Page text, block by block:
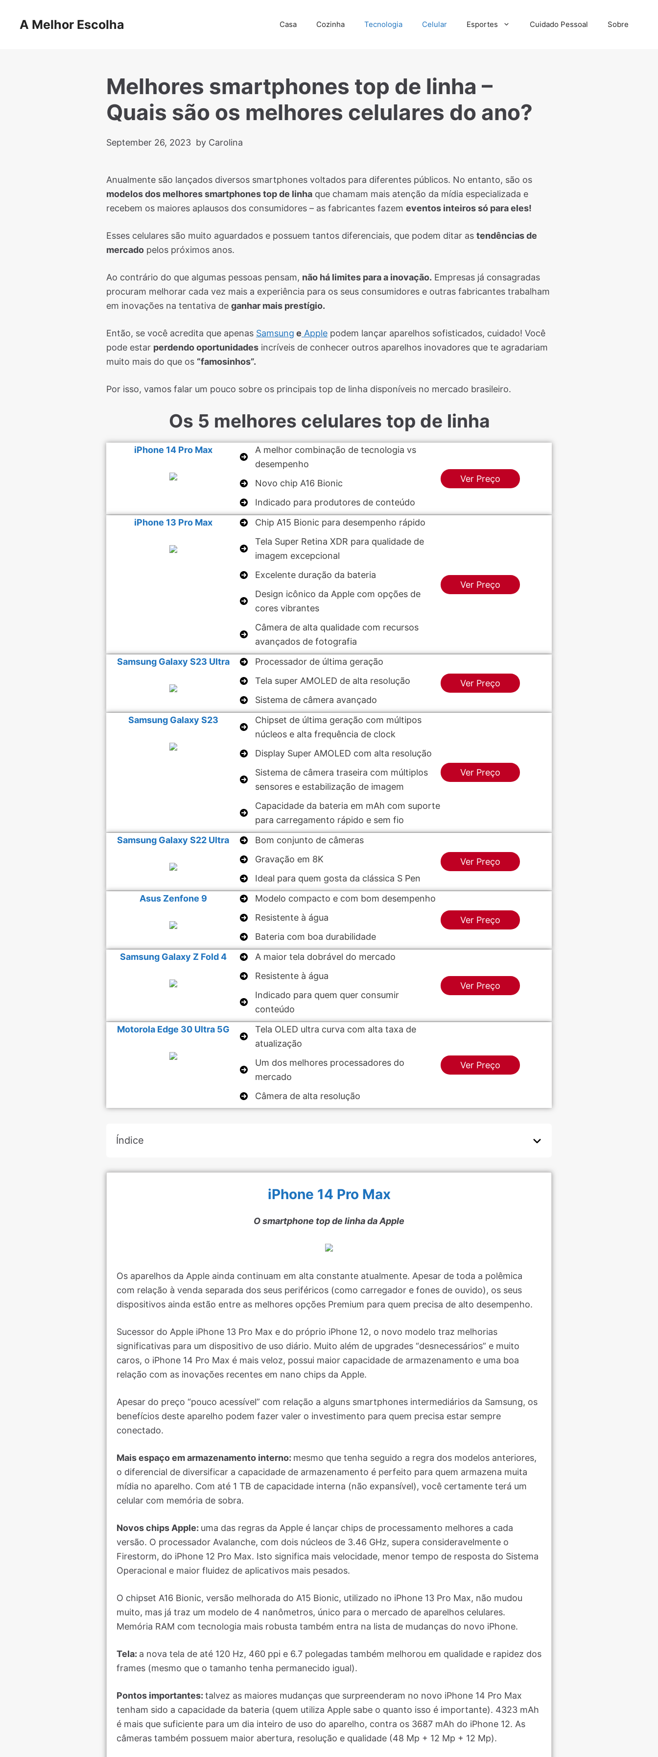
A Melhor Escolha Casa Cozinha Tecnologia Celular Esportes Cuidado Pessoal Sobre
Melhores smartphones top de linha –
Quais são os melhores celulares do ano?
September 26, 2023 by Carolina
Anualmente são lançados diversos smartphones voltados para diferentes públicos. No entanto, são os
modelos dos melhores smartphones top de linha que chamam mais atenção da mídia especializada e
recebem os maiores aplausos dos consumidores – as fabricantes fazem eventos inteiros só para eles!
Esses celulares são muito aguardados e possuem tantos diferenciais, que podem ditar as tendências de
mercado pelos próximos anos.
Ao contrário do que algumas pessoas pensam, não há limites para a inovação. Empresas já consagradas
procuram melhorar cada vez mais a experiência para os seus consumidores e outras fabricantes trabalham
em inovações na tentativa de ganhar mais prestígio.
Então, se você acredita que apenas Samsung e Apple podem lançar aparelhos sofisticados, cuidado! Você
pode estar perdendo oportunidades incríveis de conhecer outros aparelhos inovadores que te agradariam
muito mais do que os “famosinhos”.
Por isso, vamos falar um pouco sobre os principais top de linha disponíveis no mercado brasileiro.
Os 5 melhores celulares top de linha
iPhone 14 Pro Max
A melhor combinação de tecnologia vs
desempenho
Novo chip A16 Bionic
Indicado para produtores de conteúdo
Ver Preço
iPhone 13 Pro Max
Chip A15 Bionic para desempenho rápido
Tela Super Retina XDR para qualidade de
imagem excepcional
Excelente duração da bateria
Design icônico da Apple com opções de
cores vibrantes
Câmera de alta qualidade com recursos
avançados de fotografia
Ver Preço
Samsung Galaxy S23 Ultra
Processador de última geração
Tela super AMOLED de alta resolução
Sistema de câmera avançado
Ver Preço
Samsung Galaxy S23
Chipset de última geração com múltipos
núcleos e alta frequência de clock
Display Super AMOLED com alta resolução
Sistema de câmera traseira com múltiplos
sensores e estabilização de imagem
Capacidade da bateria em mAh com suporte
para carregamento rápido e sem fio
Ver Preço
Samsung Galaxy S22 Ultra
Bom conjunto de câmeras
Gravação em 8K
Ideal para quem gosta da clássica S Pen
Ver Preço
Asus Zenfone 9
Modelo compacto e com bom desempenho
Resistente à água
Bateria com boa durabilidade
Ver Preço
Samsung Galaxy Z Fold 4
A maior tela dobrável do mercado
Resistente à água
Indicado para quem quer consumir
conteúdo
Ver Preço
Motorola Edge 30 Ultra 5G
Tela OLED ultra curva com alta taxa de
atualização
Um dos melhores processadores do
mercado
Câmera de alta resolução
Ver Preço
Índice
iPhone 14 Pro Max
O smartphone top de linha da Apple
Os aparelhos da Apple ainda continuam em alta constante atualmente. Apesar de toda a polêmica
com relação à venda separada dos seus periféricos (como carregador e fones de ouvido), os seus
dispositivos ainda estão entre as melhores opções Premium para quem precisa de alto desempenho.
Sucessor do Apple iPhone 13 Pro Max e do próprio iPhone 12, o novo modelo traz melhorias
significativas para um dispositivo de uso diário. Muito além de upgrades “desnecessários” e muito
caros, o iPhone 14 Pro Max é mais veloz, possui maior capacidade de armazenamento e uma boa
relação com as inovações recentes em nano chips da Apple.
Apesar do preço “pouco acessível” com relação a alguns smartphones intermediários da Samsung, os
benefícios deste aparelho podem fazer valer o investimento para quem precisa estar sempre
conectado.
Mais espaço em armazenamento interno: mesmo que tenha seguido a regra dos modelos anteriores,
o diferencial de diversificar a capacidade de armazenamento é perfeito para quem armazena muita
mídia no aparelho. Com até 1 TB de capacidade interna (não expansível), você certamente terá um
celular com memória de sobra.
Novos chips Apple: uma das regras da Apple é lançar chips de processamento melhores a cada
versão. O processador Avalanche, com dois núcleos de 3.46 GHz, supera consideravelmente o
Firestorm, do iPhone 12 Pro Max. Isto significa mais velocidade, menor tempo de resposta do Sistema
Operacional e maior fluidez de aplicativos mais pesados.
O chipset A16 Bionic, versão melhorada do A15 Bionic, utilizado no iPhone 13 Pro Max, não mudou
muito, mas já traz um modelo de 4 nanômetros, único para o mercado de aparelhos celulares.
Memória RAM com tecnologia mais robusta também entra na lista de mudanças do novo iPhone.
Tela: a nova tela de até 120 Hz, 460 ppi e 6.7 polegadas também melhorou em qualidade e rapidez dos
frames (mesmo que o tamanho tenha permanecido igual).
Pontos importantes: talvez as maiores mudanças que surpreenderam no novo iPhone 14 Pro Max
tenham sido a capacidade da bateria (quem utiliza Apple sabe o quanto isso é importante). 4323 mAh
é mais que suficiente para um dia inteiro de uso do aparelho, contra os 3687 mAh do iPhone 12. As
câmeras também possuem maior abertura, resolução e qualidade (48 Mp + 12 Mp + 12 Mp).